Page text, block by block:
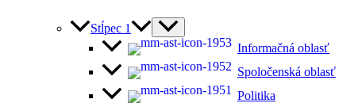
Stĺpec 1
Informačná oblasť
Spoločenská oblasť
Politika